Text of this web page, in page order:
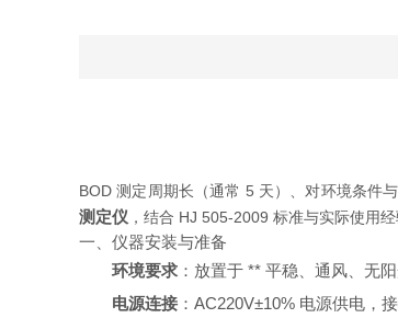
BOD 测定周期长（通常 5 天）、对环境条件
测定仪 ，结合 HJ 505‑2009 标准与实际使用
一、仪器安装与准备
环境要求 ：放置于 ** 平稳、通风、无
电源连接 ：AC220V±10% 电源供电，